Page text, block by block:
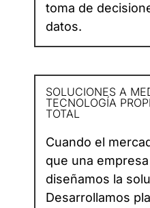
toma de
datos.
SOLUCIONES A
TECNOLOGÍA
TOTAL
Cuando el
que una
diseñamos la
Desarrollamos